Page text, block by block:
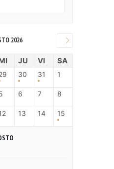
2026
JU VI SA
30 31 1
6 7 8
13 14 15